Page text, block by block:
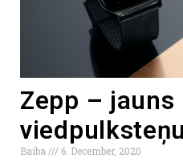
Zepp – jauns
Baiba
6. December, 2020